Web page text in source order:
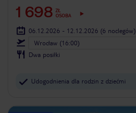
1 698 ZŁ
OSOBA
06.12.2026 - 12.12.2026 (6 noclegów)
Wrocław (16:00)
Dwa posiłki
Udogodnienia dla rodzin z dziećmi